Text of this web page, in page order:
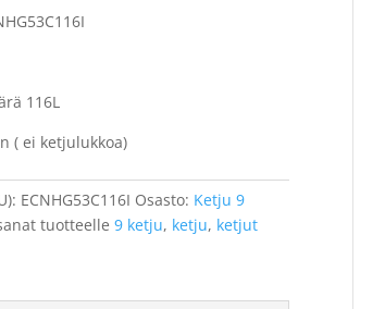
116L
( ei ketjulukkoa)
ECNHG53C116I Osasto: Ketju 9
tuotteelle9 ketju, ketju, ketjut